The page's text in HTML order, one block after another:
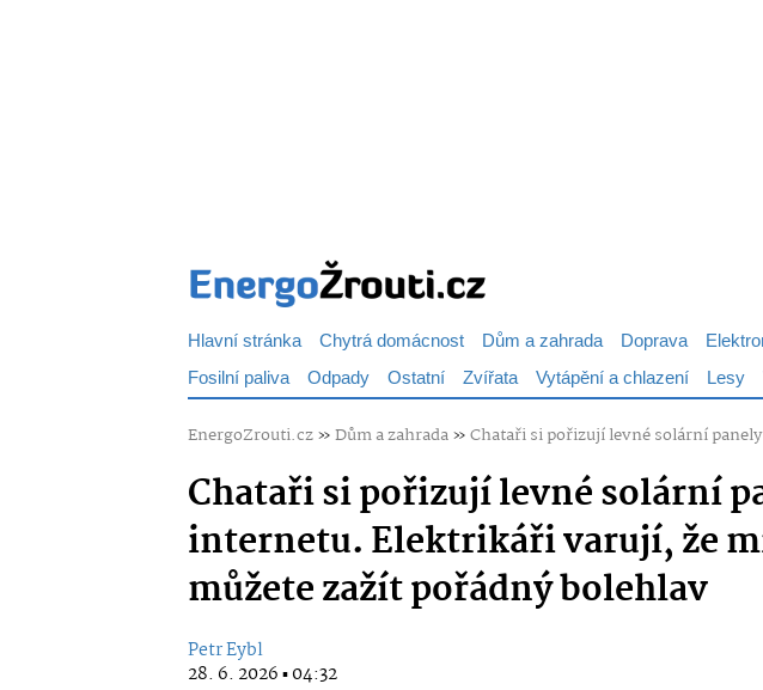
Hlavní stránka Chytrá domácnost Dům a zahrada Doprava
Fosilní paliva Odpady Ostatní Zvířata Vytápění a chlazení Lesy
EnergoZrouti.cz»Dům a zahrada»Chataři si pořizují levné solární
Chataři si pořizují levné solární
internetu. Elektrikáři varují, že
můžete zažít pořádný bolehlav
Petr Eybl
28. 6. 2026 ▪ 04:32